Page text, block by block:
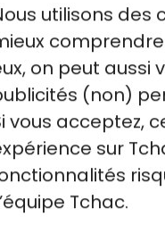
utilisons
on peut aussi
(non)
vous acceptez,
sur
Tchac.
matcha